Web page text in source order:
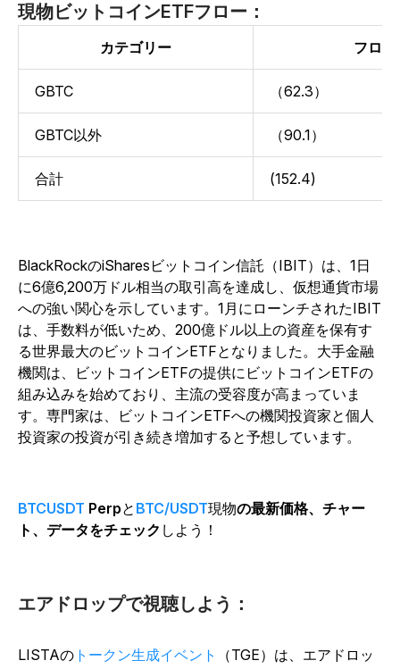
現物ビットコインETFフロー：
カテゴリー フロ
GBTC （62.3）
GBTC以外 （90.1）
合計 (152.4)
BlackRockのiSharesビットコイン信託（IBIT）は、1日
に6億6,200万ドル相当の取引高を達成し、仮想通貨市場
への強い関心を示しています。1月にローンチされたIBIT
は、手数料が低いため、200億ドル以上の資産を保有す
る世界最大のビットコインETFとなりました。大手金融
機関は、ビットコインETFの提供にビットコインETFの
組み込みを始めており、主流の受容度が高まっていま
す。専門家は、ビットコインETFへの機関投資家と個人
投資家の投資が引き続き増加すると予想しています。
BTCUSDT Perpと BTC/USDT現物の最新価格、チャー
ト、データをチェック しよう！
エアドロップで視聴しよう：
LISTAの トークン生成イベント
（TGE）は、エアドロッ